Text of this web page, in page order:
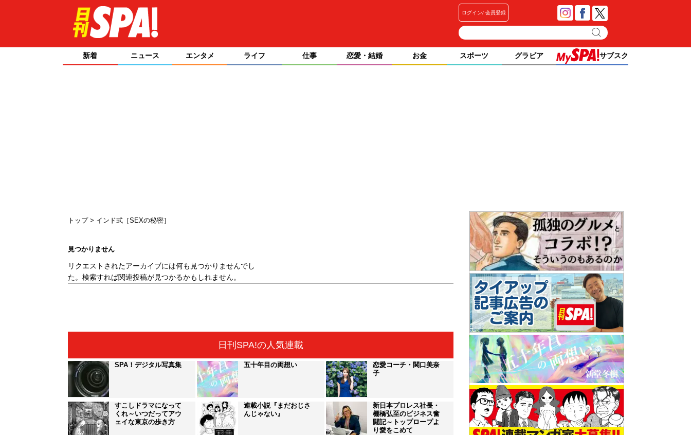
ログイン 会員登録
新着 ニュース エンタメ ライフ 仕事 恋愛・結婚 お金 スポーツ グラビア サブスク
トップ インド式［SEXの秘密］
見つかりません
リクエストされたアーカイブには何も見つかりませんでし
た。検索すれば関連投稿が見つかるかもしれません。
日刊SPA!の人気連載
SPA！デジタル写真集 五十年目の両想い
恋愛コーチ・関口美奈
子
すこしドラマになって
くれ～いつだってアウ
ェイな東京の歩き方
連載小説『まだおじさ
んじゃない』
新日本プロレス社長・
棚橋弘至のビジネス奮
闘記～トップロープよ
り愛をこめて